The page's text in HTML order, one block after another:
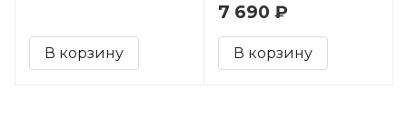
В корзину
7 690 ₽
В корзину